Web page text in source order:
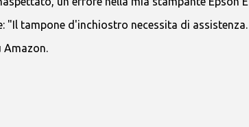
"Il tampone d'inchiostro necessita di
Amazon.